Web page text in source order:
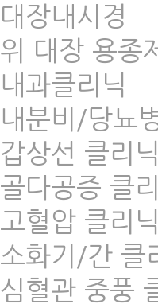
대장내시경
위 대장 용종
내과클리닉
내분비/당뇨
갑상선 클리닉
골다공증 클
고혈압 클리닉
소화기/간 클
심혈관 중풍